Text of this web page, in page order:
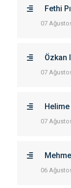
Fethi
07
Özkan
07
07
06